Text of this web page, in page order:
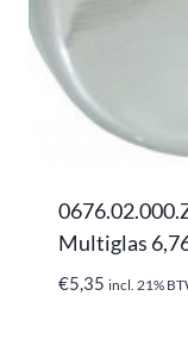
Multiglas
€5,35 incl. 21%